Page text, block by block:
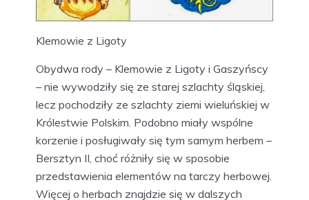
Klemowie z Ligoty
Obydwa rody – Klemowie z Ligoty i Gaszyńscy
– nie wywodziły się ze starej szlachty śląskiej,
lecz pochodziły ze szlachty ziemi wieluńskiej w
Królestwie Polskim. Podobno miały wspólne
korzenie i posługiwały się tym samym herbem –
Bersztyn II, choć różniły się w sposobie
przedstawienia elementów na tarczy herbowej.
Więcej o herbach znajdzie się w dalszych